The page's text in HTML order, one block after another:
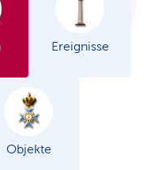
Ereignisse
Objekte